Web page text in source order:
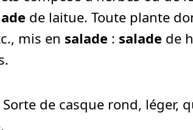
de laitue. Toute plante
mis en salade : salade de
de casque rond, léger,